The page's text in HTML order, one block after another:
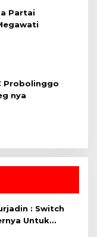
Partai
Probolinggo
nya
: Switch
Untuk